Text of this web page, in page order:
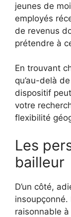
jeunes de
employés
de revenus
prétendre à
En trouvant
qu’au-delà
dispositif
votre
flexibilité
Les
bailleur
D’un côté,
raisonnable